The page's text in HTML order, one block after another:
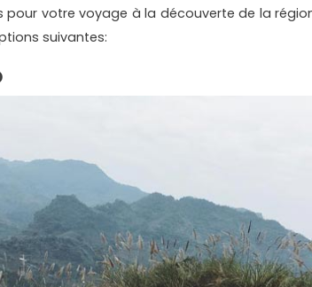
votre voyage à la découverte de la
suivantes: